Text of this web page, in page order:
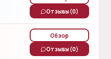
Отзывы(0)
Обзор
Отзывы(0)